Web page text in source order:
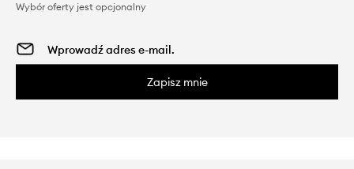
Wybór oferty jest opcjonalny
Zapisz mnie